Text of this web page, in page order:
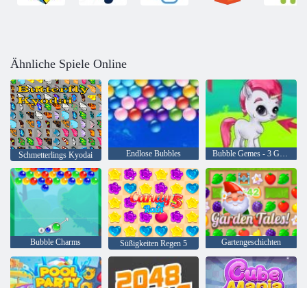
Ähnliche Spiele Online
Schmetterlings Kyodai Endlose Bubbles Bubble Gemes - 3 Gewinnt
Bubble Charms Süßigkeiten Regen 5 Gartengeschichten